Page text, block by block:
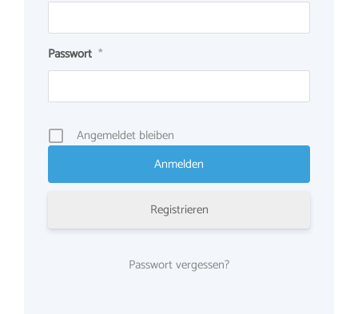
Passwort *
Angemeldet bleiben
Registrieren
Passwort vergessen?